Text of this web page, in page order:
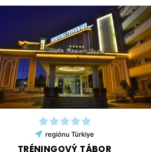
regiónu Türkiye
TRÉNINGOVÝ TÁBOR